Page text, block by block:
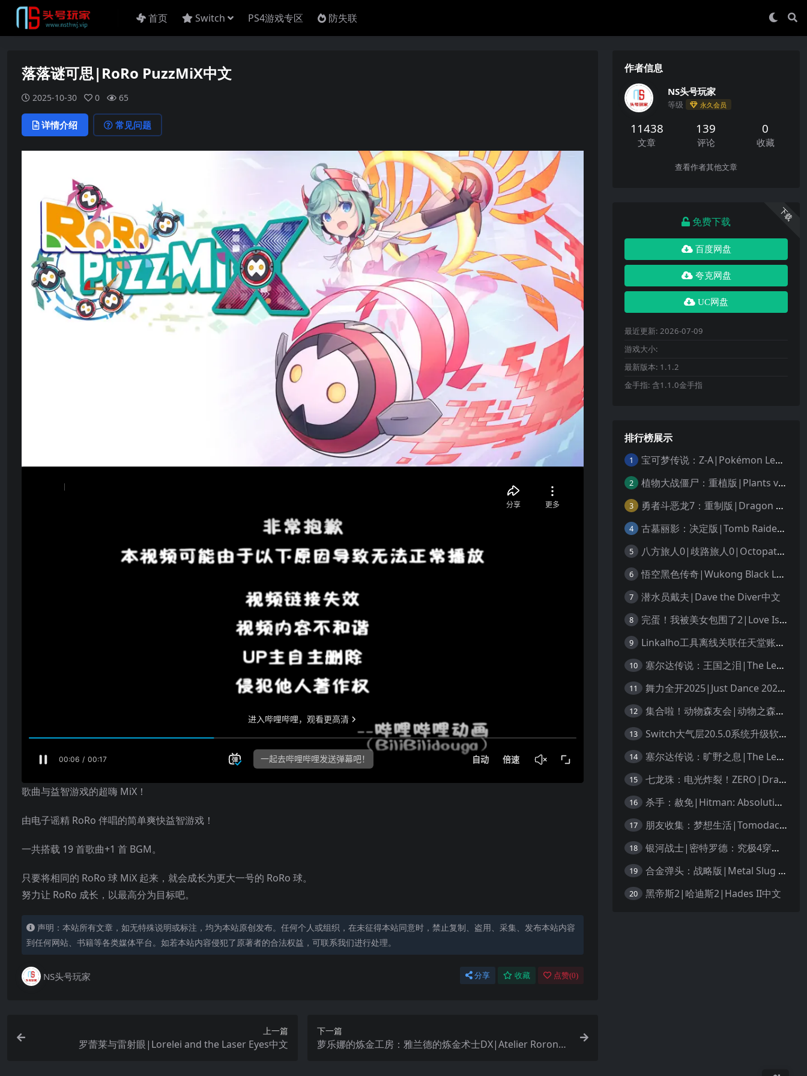
首页 Switch PS4游戏专区 防失联
落落谜可思|RoRo PuzzMiX中文
2025-10-30 0 65
详情介绍 常见问题
歌曲与益智游戏的超嗨 MiX！
由电子谣精 RoRo 伴唱的简单爽快益智游戏！
一共搭载 19 首歌曲+1 首 BGM。
只要将相同的 RoRo 球 MiX 起来，就会成长为更大一号的 RoRo 球。
努力让 RoRo 成长，以最高分为目标吧。
声明：本站所有文章，如无特殊说明或标注，均为本站原创发布。任何个人或组织，在未征得本站同意时，禁止复制、盗用、采集、发布本站内容
到任何网站、书籍等各类媒体平台。如若本站内容侵犯了原著者的合法权益，可联系我们进行处理。
NS头号玩家 分享 收藏 点赞(0)
上一篇
罗蕾莱与雷射眼|Lorelei and the Laser Eyes中文
下一篇
萝乐娜的炼金工房：雅兰德的炼金术士DX|Atelier Rorona:
作者信息
NS头号玩家
等级 永久会员
11438
文章
139
评论
0
收藏
查看作者其他文章
下载
免费下载
百度网盘
夸克网盘
UC网盘
最近更新: 2026-07-09
游戏大小:
最新版本: 1.1.2
金手指: 含1.1.0金手指
排行榜展示
1 宝可梦传说：Z-A|Pokémon Legends: Z-A中文
2 植物大战僵尸：重植版|Plants vs. Zombies: Replanted中文
3 勇者斗恶龙7：重制版|Dragon Quest VII Reimagined中文
4 古墓丽影：决定版|Tomb Raider: Definitive Edition中文
5 八方旅人0|歧路旅人0|Octopath Traveler 0中文
6 悟空黑色传奇|Wukong Black Legend
7 潜水员戴夫|Dave the Diver中文
8 完蛋！我被美女包围了2|Love Is All Around 2中文
9 Linkalho工具离线关联任天堂账户教程
10 塞尔达传说：王国之泪|The Legend of Zelda: Tears of the Kingdom中文
11 舞力全开2025|Just Dance 2025中文
12 集合啦！动物森友会|动物之森|Animal Crossing: New Horizons中文
13 Switch大气层20.5.0系统升级软硬破通用教程
14 塞尔达传说：旷野之息|The Legend of Zelda: Breath of the Wild中文
15 七龙珠：电光炸裂！ZERO|Dragon Ball: Sparking! Zero中文
16 杀手：赦免|Hitman: Absolution汉化
17 朋友收集：梦想生活|Tomodachi Life: Living the Dream中文
18 银河战士|密特罗德：究极4穿越未知|Metroid Prime 4: Beyond中文
19 合金弹头：战略版|Metal Slug Tactics中文
20 黑帝斯2|哈迪斯2|Hades II中文